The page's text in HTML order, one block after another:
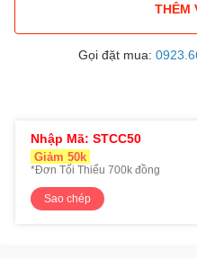
THÊM
Gọi đặt mua:
Nhập Mã: STCC50
Giảm 50k
*Đơn Tối Thiểu 700k đồng
Sao chép